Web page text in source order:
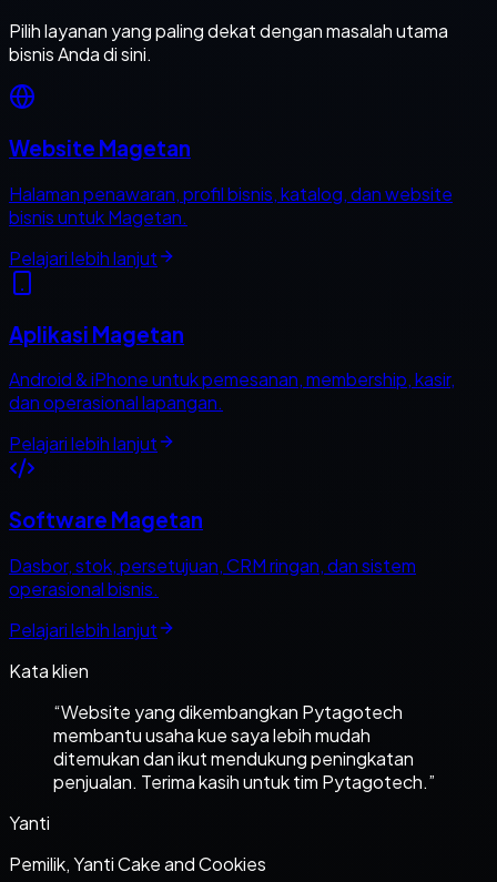
Pilih layanan yang paling dekat dengan masalah utama
bisnis Anda di sini.
Website Magetan
Halaman penawaran, profil bisnis, katalog, dan website
bisnis untuk Magetan.
Pelajari lebih lanjut
Aplikasi Magetan
Android & iPhone untuk pemesanan, membership, kasir,
dan operasional lapangan.
Pelajari lebih lanjut
Software Magetan
Dasbor, stok, persetujuan, CRM ringan, dan sistem
operasional bisnis.
Pelajari lebih lanjut
Kata klien
“Website yang dikembangkan Pytagotech
membantu usaha kue saya lebih mudah
ditemukan dan ikut mendukung peningkatan
penjualan. Terima kasih untuk tim Pytagotech.”
Yanti
Pemilik, Yanti Cake and Cookies